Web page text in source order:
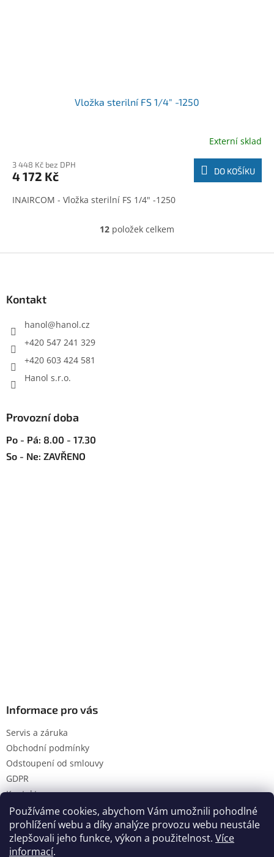
Používáme cookies, abychom Vám umožnili pohodlné
prohlížení webu a díky analýze provozu webu neustále
zlepšovali jeho funkce, výkon a použitelnost. Více
informací.
Vložka sterilní FS 1/4" -1250
Externí sklad
3 448 Kč bez DPH
4 172 Kč DO KOŠÍKU
INAIRCOM - Vložka sterilní FS 1/4" -1250
O
l
12 položek celkem
Kontakt
hanol@hanol.cz
+420 547 241 329
+420 603 424 581
Hanol s.r.o.
Provozní doba
Po - Pá: 8.00 - 17.30
So - Ne: ZAVŘENO
Informace pro vás
Servis a záruka
Obchodní podmínky
Odstoupení od smlouvy
GDPR
Kontakty
Vytvořil Shoptet